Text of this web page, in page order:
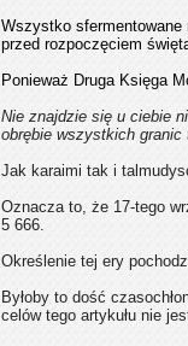
Wszystko
przed rozpoczęciem
Ponieważ Druga Księga
Nie znajdzie się u ciebie
obrębie wszystkich granic
Jak karaimi tak i
Oznacza to, że 17-tego
5 666.
Określenie tej ery
Byłoby to dość
celów tego artykułu nie